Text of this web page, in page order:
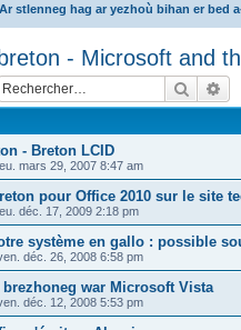
Ar stlenneg hag ar yezhoù bihan er bed
- Microsoft and
- Breton LCID
mars 29, 2007 8:47 am
pour Office 2010 sur le site
déc. 17, 2009 2:18 pm
système en gallo : possible
déc. 26, 2008 6:58 pm
war Microsoft Vista
déc. 12, 2008 5:53 pm